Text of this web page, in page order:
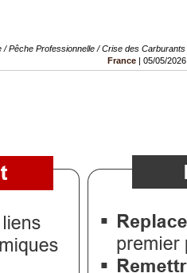
/ Pêche Professionnelle / Crise des Carburants
France | 05/05/2026